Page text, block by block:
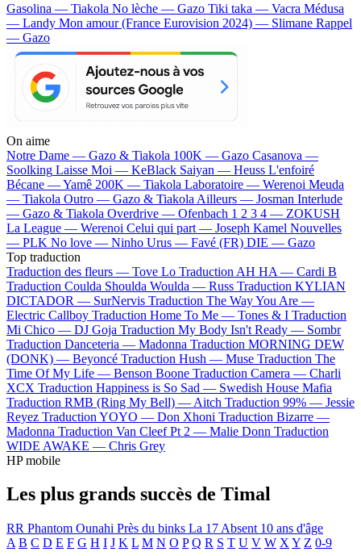
Gasolina — Tiakola No lèche — Gazo Tiki taka — Vacra Médusa
— Landy Mon amour (France Eurovision 2024) — Slimane Rappel
— Gazo
On aime
Notre Dame — Gazo & Tiakola 100K — Gazo Casanova —
Soolking Laisse Moi — KeBlack Saiyan — Heuss L'enfoiré
Bécane —Yamê 200K — Tiakola Laboratoire — Werenoi Meuda
— Tiakola Outro — Gazo & Tiakola Ailleurs — Josman Interlude
— Gazo & Tiakola Overdrive — Ofenbach 1 2 3 4 — ZOKUSH
La League — Werenoi Celui qui part — Joseph Kamel Nouvelles
— PLK No love — Ninho Urus — Favé (FR) DIE — Gazo
Top traduction
Traduction des fleurs — Tove Lo Traduction AH HA — Cardi B
Traduction Coulda Shoulda Woulda — Russ Traduction KYLIAN
DICTADOR — SurNervis Traduction The Way You Are —
Electric Callboy Traduction Home To Me — Tones & I Traduction
Mi Chico — DJ Goja Traduction My Body Isn't Ready — Sombr
Traduction Danceteria — Madonna Traduction MORNING DEW
(DONK) — Beyoncé Traduction Hush — Muse Traduction The
Time Of My Life — Benson Boone Traduction Camera — Charli
XCX Traduction Happiness is So Sad — Swedish House Mafia
Traduction RMB (Ring My Bell) — Aitch Traduction 99% — Jessie
Reyez Traduction YOYO — Don Xhoni Traduction Bizarre —
Madonna Traduction Van Cleef Pt 2 — Malie Donn Traduction
WIDE AWAKE — Chris Grey
HP mobile
Les plus grands succès de Timal
RR Phantom Ounahi Près du binks La 17 Absent 10 ans d'âge
A B C D E F G H I J K L M N O P Q R S T U V W X Y Z 0-9